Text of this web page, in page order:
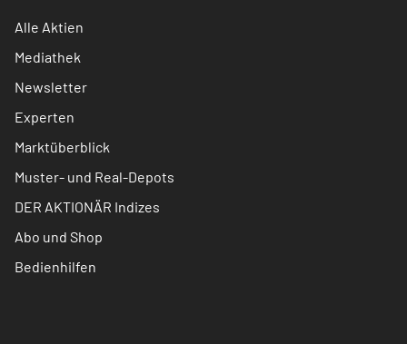
Alle Aktien
Mediathek
Newsletter
Experten
Marktüberblick
Muster- und Real-Depots
DER AKTIONÄR Indizes
Abo und Shop
Bedienhilfen